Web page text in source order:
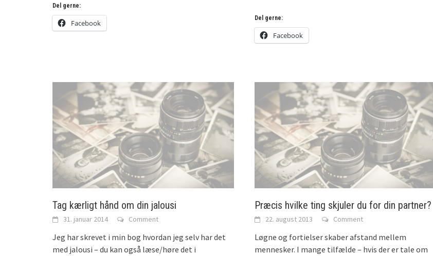
Del gerne:
Facebook
Del gerne:
Facebook
Tag kærligt hånd om din jalousi
31. januar 2014 Comment
Jeg har skrevet i min bog hvordan jeg selv har det
med jalousi – du kan også læse/høre det i
Præcis hvilke ting skjuler du for din partner?
22. august 2013 Comment
Løgne og fortielser skaber afstand mellem
mennesker. I mange tilfælde – hvis der er tale om